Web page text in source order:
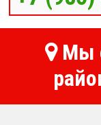
Мы